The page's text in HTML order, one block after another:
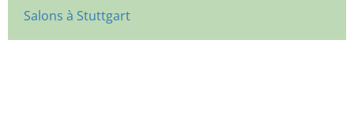
Salons à Stuttgart